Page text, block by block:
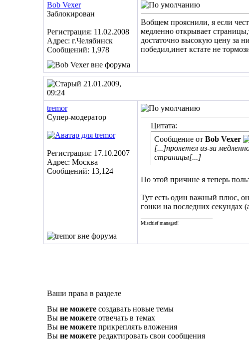
Bob Vexer
Заблокирован
Регистрация: 11.02.2008
Адрес: г.Челябинск
Сообщений: 1,978
Вобщем прояснили, я если
медленно открывает
достаточно высокую цену за
победил,инет кстате не
21.01.2009,
09:24
tremor
Супер-модератор
Регистрация: 17.10.2007
Адрес: Москва
Сообщений: 13,124
Цитата:
Сообщение от Bob Vexer
[...]пролетел из-за
страницы[...]
По этой причине я теперь
Тут есть один важный плюс, он
гонки на последних секундах
Mischief managed!
Ваши права в разделе
Вы не можете создавать новые темы
Вы не можете отвечать в темах
Вы не можете прикреплять вложения
Вы не можете редактировать свои сообщения